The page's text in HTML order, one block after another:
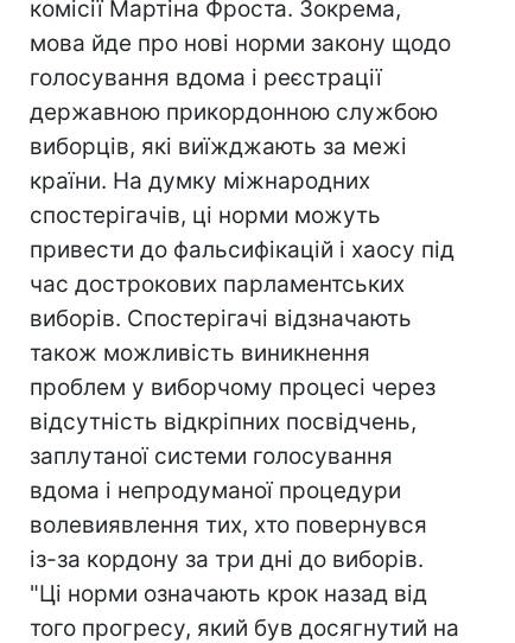
комісії Мартіна Фроста. Зокрема,
мова йде про нові норми закону щодо
голосування вдома і реєстрації
державною прикордонною службою
виборців, які виїжджають за межі
країни. На думку міжнародних
спостерігачів, ці норми можуть
привести до фальсифікацій і хаосу під
час дострокових парламентських
виборів. Спостерігачі відзначають
також можливість виникнення
проблем у виборчому процесі через
відсутність відкріпних посвідчень,
заплутаної системи голосування
вдома і непродуманої процедури
волевиявлення тих, хто повернувся
із-за кордону за три дні до виборів.
"Ці норми означають крок назад від
того прогресу, який був досягнутий на